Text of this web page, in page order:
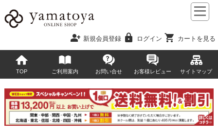
person_add 新規会員登録 lock ログイン shopping_cart カートを見る
TOP ご利用案内 お問い合せ お客様レビュー サイトマップ